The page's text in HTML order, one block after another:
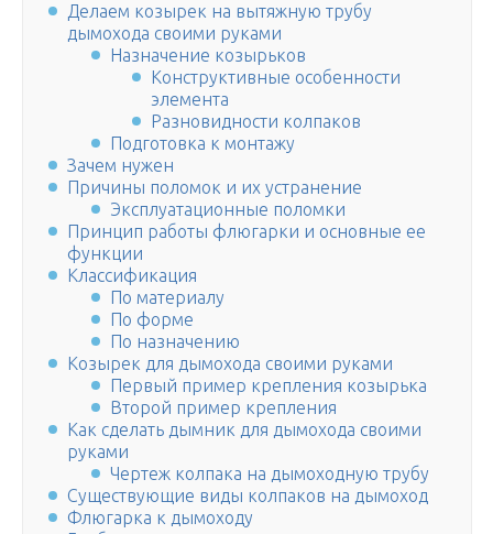
Делаем козырек на вытяжную трубу
дымохода своими руками
Назначение козырьков
Конструктивные особенности
элемента
Разновидности колпаков
Подготовка к монтажу
Зачем нужен
Причины поломок и их устранение
Эксплуатационные поломки
Принцип работы флюгарки и основные ее
функции
Классификация
По материалу
По форме
По назначению
Козырек для дымохода своими руками
Первый пример крепления козырька
Второй пример крепления
Как сделать дымник для дымохода своими
руками
Чертеж колпака на дымоходную трубу
Существующие виды колпаков на дымоход
Флюгарка к дымоходу